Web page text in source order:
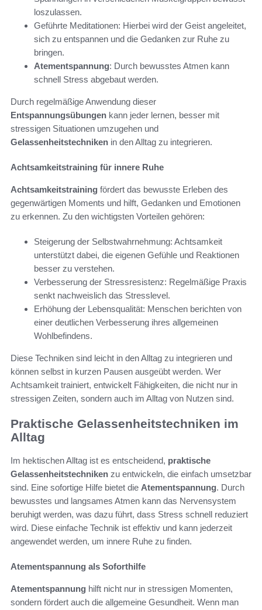
loszulassen.
Geführte Meditationen: Hierbei wird der Geist angeleitet,
sich zu entspannen und die Gedanken zur Ruhe zu
bringen.
Atementspannung: Durch bewusstes Atmen kann
schnell Stress abgebaut werden.
Durch regelmäßige Anwendung dieser
Entspannungsübungen kann jeder lernen, besser mit
stressigen Situationen umzugehen und
Gelassenheitstechniken in den Alltag zu integrieren.
Achtsamkeitstraining für innere Ruhe
Achtsamkeitstraining fördert das bewusste Erleben des
gegenwärtigen Moments und hilft, Gedanken und Emotionen
zu erkennen. Zu den wichtigsten Vorteilen gehören:
Steigerung der Selbstwahrnehmung: Achtsamkeit
unterstützt dabei, die eigenen Gefühle und Reaktionen
besser zu verstehen.
Verbesserung der Stressresistenz: Regelmäßige Praxis
senkt nachweislich das Stresslevel.
Erhöhung der Lebensqualität: Menschen berichten von
einer deutlichen Verbesserung ihres allgemeinen
Wohlbefindens.
Diese Techniken sind leicht in den Alltag zu integrieren und
können selbst in kurzen Pausen ausgeübt werden. Wer
Achtsamkeit trainiert, entwickelt Fähigkeiten, die nicht nur in
stressigen Zeiten, sondern auch im Alltag von Nutzen sind.
Praktische Gelassenheitstechniken im
Alltag
Im hektischen Alltag ist es entscheidend, praktische
Gelassenheitstechniken zu entwickeln, die einfach umsetzbar
sind. Eine sofortige Hilfe bietet die Atementspannung. Durch
bewusstes und langsames Atmen kann das Nervensystem
beruhigt werden, was dazu führt, dass Stress schnell reduziert
wird. Diese einfache Technik ist effektiv und kann jederzeit
angewendet werden, um innere Ruhe zu finden.
Atementspannung als Soforthilfe
Atementspannung hilft nicht nur in stressigen Momenten,
sondern fördert auch die allgemeine Gesundheit. Wenn man